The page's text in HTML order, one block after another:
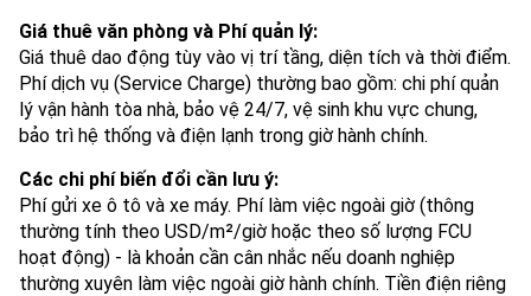
Giá thuê văn phòng và Phí quản lý:
Giá thuê dao động tùy vào vị trí tầng, diện tích và thời điểm.
Phí dịch vụ (Service Charge) thường bao gồm: chi phí quản
lý vận hành tòa nhà, bảo vệ 24/7, vệ sinh khu vực chung,
bảo trì hệ thống và điện lạnh trong giờ hành chính.
Các chi phí biến đổi cần lưu ý:
Phí gửi xe ô tô và xe máy. Phí làm việc ngoài giờ (thông
thường tính theo USD/m²/giờ hoặc theo số lượng FCU
hoạt động) - là khoản cần cân nhắc nếu doanh nghiệp
thường xuyên làm việc ngoài giờ hành chính. Tiền điện riêng